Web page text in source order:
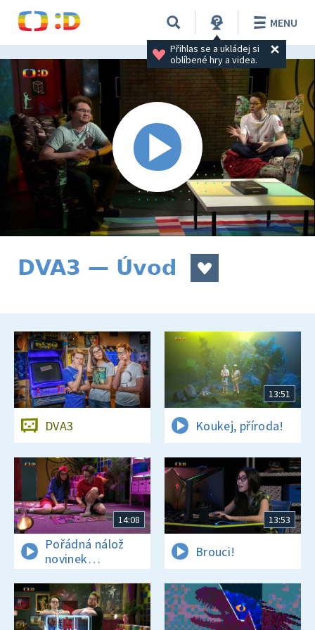
Přihlas se a ukládej si
oblíbené hry a videa.
MENU
DVA3 — Úvod
DVA3
13:51
Koukej, příroda!
14:08
Pořádná nálož
novinek
a zajímavostí
13:53
Brouci!